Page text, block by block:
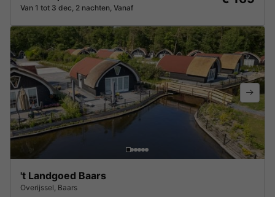
Van 1 tot 3 dec, 2 nachten, Vanaf
't Landgoed Baars
Overijssel, Baars